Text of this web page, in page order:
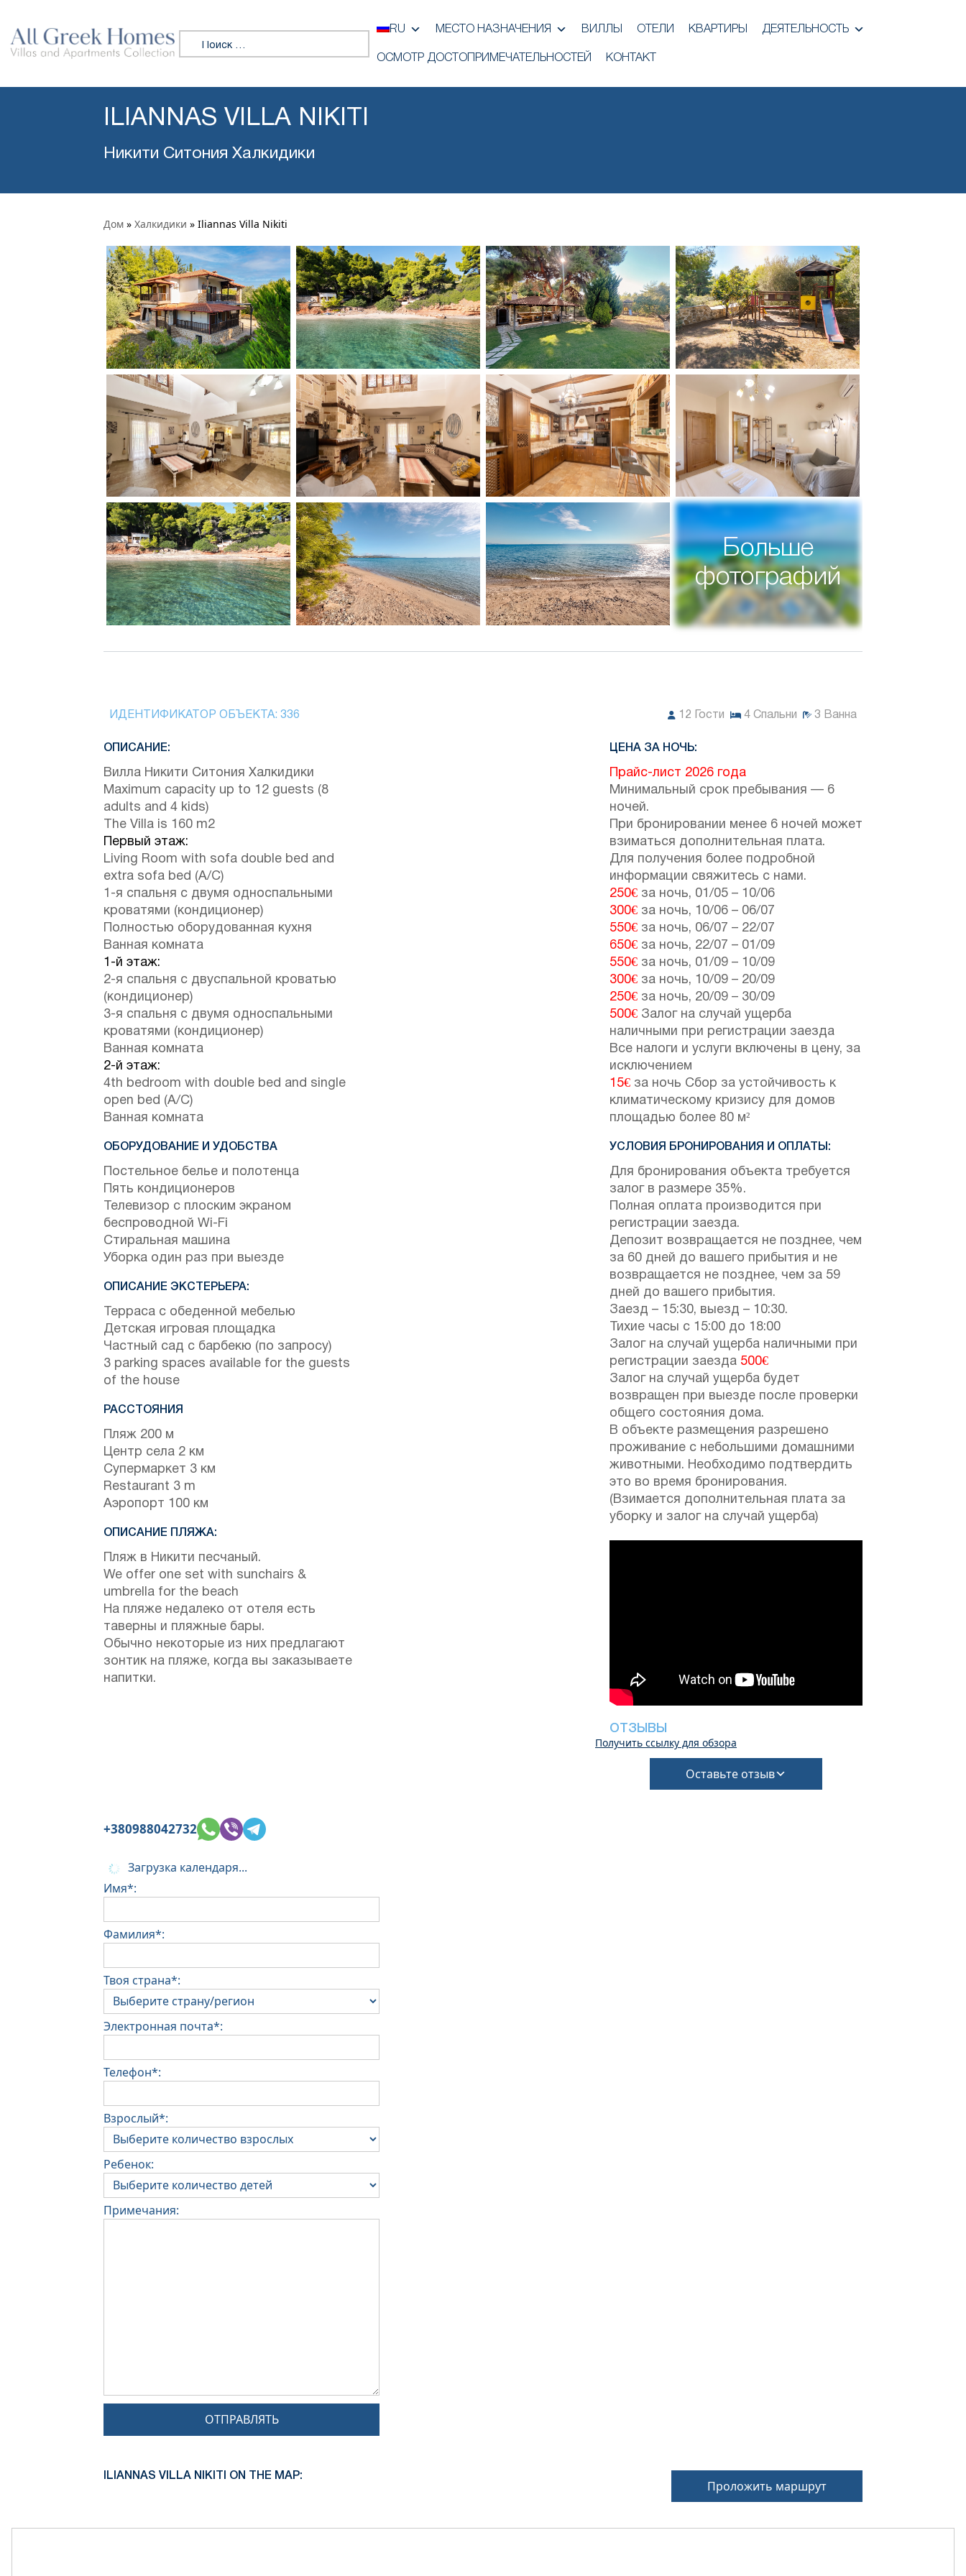
Искать:
RU МЕСТО НАЗНАЧЕНИЯ ВИЛЛЫ ОТЕЛИ КВАРТИРЫ ДЕЯТЕЛЬНОСТЬ
ОСМОТР ДОСТОПРИМЕЧАТЕЛЬНОСТЕЙ КОНТАКТ
ILIANNAS VILLA NIKITI
Никити Ситония Халкидики
Дом » Халкидики » Iliannas Villa Nikiti
Больше
фотографий
ИДЕНТИФИКАТОР ОБЪЕКТА: 336 12 Гости 4 Спальни 3 Ванна
ОПИСАНИЕ:
Вилла Никити Ситония Халкидики
Maximum capacity up to 12 guests (8
adults and 4 kids)
The Villa is 160 m2
Первый этаж:
Living Room with sofa double bed and
extra sofa bed (A/C)
1-я спальня с двумя односпальными
кроватями (кондиционер)
Полностью оборудованная кухня
Ванная комната
1-й этаж:
2-я спальня с двуспальной кроватью
(кондиционер)
3-я спальня с двумя односпальными
кроватями (кондиционер)
Ванная комната
2-й этаж:
4th bedroom with double bed and single
open bed (A/C)
Ванная комната
ОБОРУДОВАНИЕ И УДОБСТВА
Постельное белье и полотенца
Пять кондиционеров
Телевизор с плоским экраном
беспроводной Wi-Fi
Стиральная машина
Уборка один раз при выезде
ОПИСАНИЕ ЭКСТЕРЬЕРА:
Терраса с обеденной мебелью
Детская игровая площадка
Частный сад с барбекю (по запросу)
3 parking spaces available for the guests
of the house
РАССТОЯНИЯ
Пляж 200 м
Центр села 2 км
Супермаркет 3 км
Restaurant 3 m
Аэропорт 100 км
ОПИСАНИЕ ПЛЯЖА:
Пляж в Никити песчаный.
We offer one set with sunchairs &
umbrella for the beach
На пляже недалеко от отеля есть
таверны и пляжные бары.
Обычно некоторые из них предлагают
зонтик на пляже, когда вы заказываете
напитки.
ЦЕНА ЗА НОЧЬ:
Прайс-лист 2026 года
Минимальный срок пребывания — 6
ночей.
При бронировании менее 6 ночей может
взиматься дополнительная плата.
Для получения более подробной
информации свяжитесь с нами.
250€ за ночь, 01/05 – 10/06
300€ за ночь, 10/06 – 06/07
550€ за ночь, 06/07 – 22/07
650€ за ночь, 22/07 – 01/09
550€ за ночь, 01/09 – 10/09
300€ за ночь, 10/09 – 20/09
250€ за ночь, 20/09 – 30/09
500€ Залог на случай ущерба
наличными при регистрации заезда
Все налоги и услуги включены в цену, за
исключением
15€ за ночь Сбор за устойчивость к
климатическому кризису для домов
площадью более 80 м²
УСЛОВИЯ БРОНИРОВАНИЯ И ОПЛАТЫ:
Для бронирования объекта требуется
залог в размере 35%.
Полная оплата производится при
регистрации заезда.
Депозит возвращается не позднее, чем
за 60 дней до вашего прибытия и не
возвращается не позднее, чем за 59
дней до вашего прибытия.
Заезд – 15:30, выезд – 10:30.
Тихие часы с 15:00 до 18:00
Залог на случай ущерба наличными при
регистрации заезда 500€
Залог на случай ущерба будет
возвращен при выезде после проверки
общего состояния дома.
В объекте размещения разрешено
проживание с небольшими домашними
животными. Необходимо подтвердить
это во время бронирования.
(Взимается дополнительная плата за
уборку и залог на случай ущерба)
ОТЗЫВЫ
Получить ссылку для обзора
Оставьте отзыв
+380988042732
Загрузка календаря...
Имя*:
Фамилия*:
Твоя страна*:
Электронная почта*:
Телефон*:
Взрослый*:
Ребенок:
Примечания:
ОТПРАВЛЯТЬ
ILIANNAS VILLA NIKITI ON THE MAP:
Проложить маршрут